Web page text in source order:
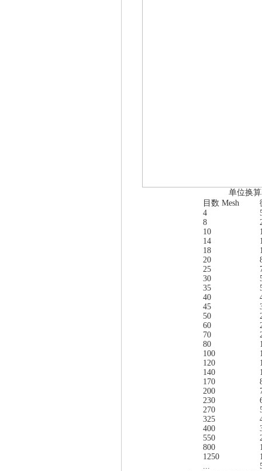
单位换
目数 Mesh
4
8
10
14
18
20
25
30
35
40
45
50
60
70
80
100
120
140
170
200
230
270
325
400
550
800
1250
...